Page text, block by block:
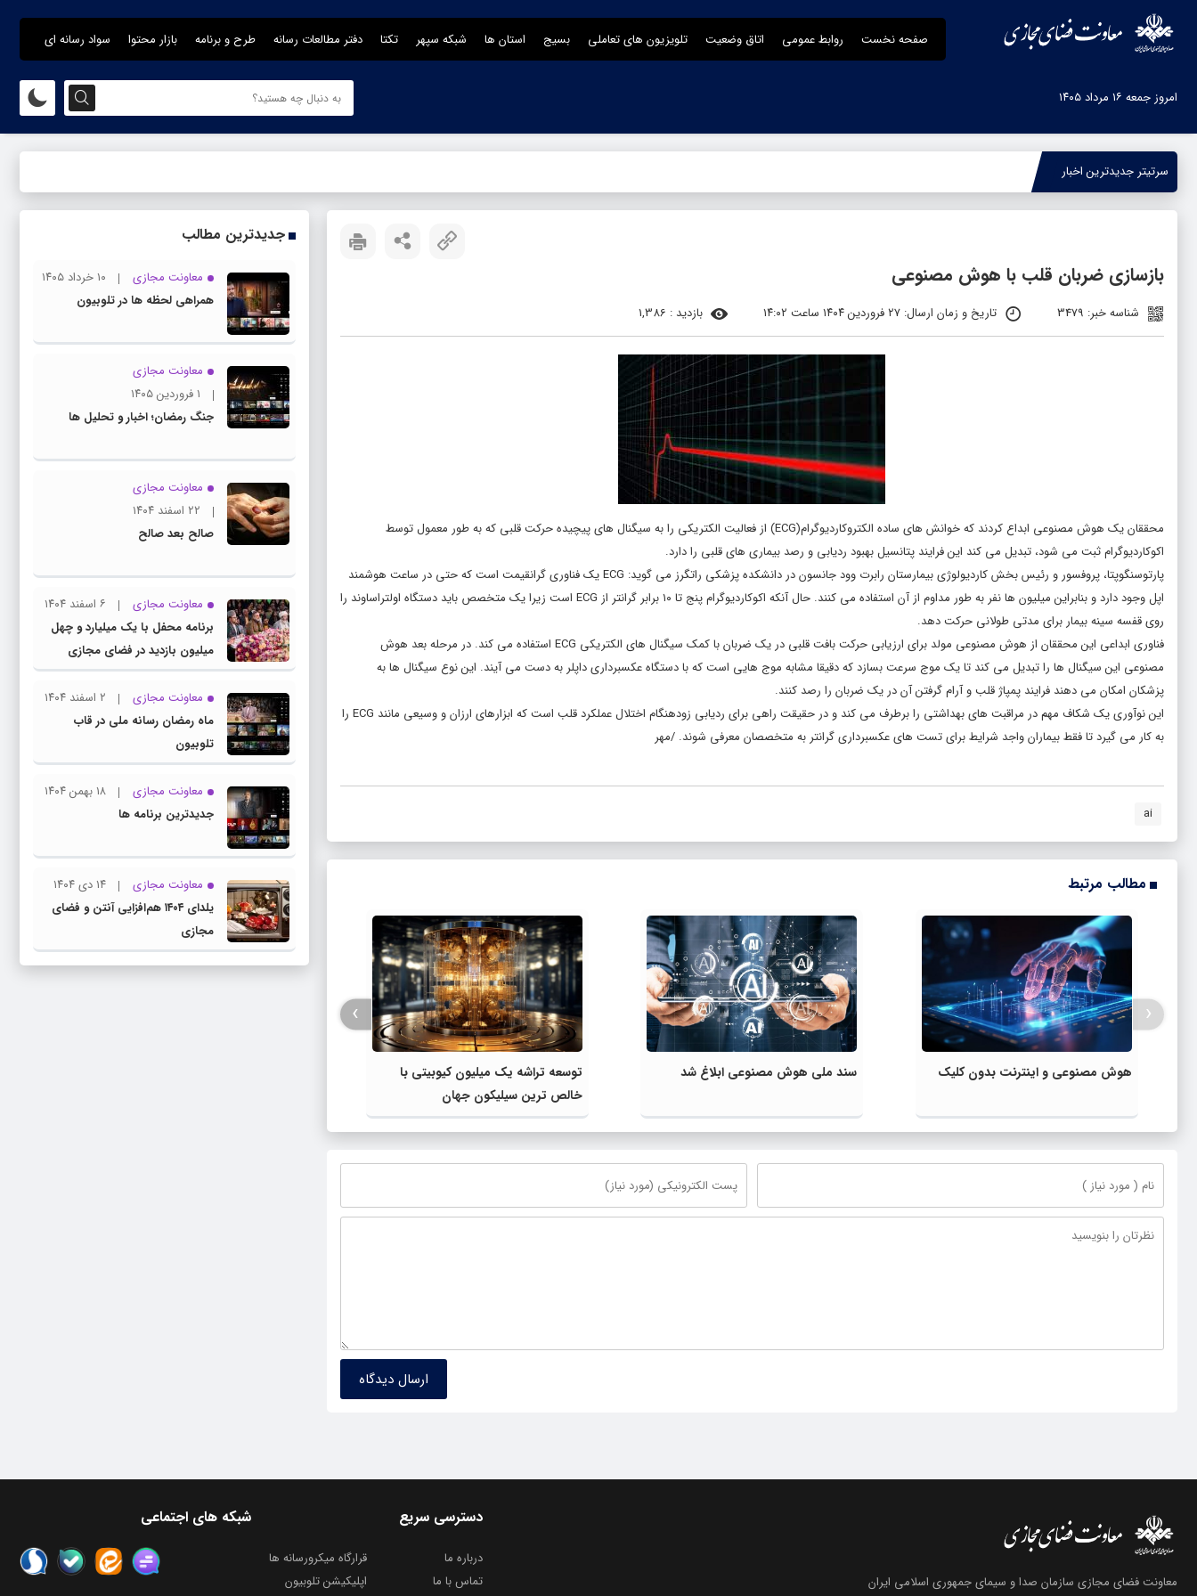
صفحه نخست روابط عمومی اتاق وضعیت تلویزیون های تعاملی بسیج استان ها شبکه سپهر تکتا دفتر مطالعات رسانه طرح و برنامه بازار محتوا سواد رسانه ای
امروز جمعه ۱۶ مرداد ۱۴۰۵
سرتیتر جدیدترین اخبار
بازسازی ضربان قلب با هوش مصنوعی
شناسه خبر: 3479 تاریخ و زمان ارسال: ۲۷ فروردین ۱۴۰۴ ساعت ۱۴:۰۲ بازدید : 1,386
محققان یک هوش مصنوعی ابداع کردند که خوانش های ساده الکتروکاردیوگرام(ECG) از فعالیت الکتریکی را به سیگنال های پیچیده حرکت قلبی که به طور معمول توسط
اکوکاردیوگرام ثبت می شود، تبدیل می کند این فرایند پتانسیل بهبود ردیابی و رصد بیماری های قلبی را دارد.
پارتوسنگوپتا، پروفسور و رئیس بخش کاردیولوژی بیمارستان رابرت وود جانسون در دانشکده پزشکی راتگرز می گوید: ECG یک فناوری گرانقیمت است که حتی در ساعت هوشمند
اپل وجود دارد و بنابراین میلیون ها نفر به طور مداوم از آن استفاده می کنند. حال آنکه اکوکاردیوگرام پنج تا ۱۰ برابر گرانتر از ECG است زیرا یک متخصص باید دستگاه اولتراساوند را
روی قفسه سینه بیمار برای مدتی طولانی حرکت دهد.
فناوری ابداعی این محققان از هوش مصنوعی مولد برای ارزیابی حرکت بافت قلبی در یک ضربان با کمک سیگنال های الکتریکی ECG استفاده می کند. در مرحله بعد هوش
مصنوعی این سیگنال ها را تبدیل می کند تا یک موج سرعت بسازد که دقیقا مشابه موج هایی است که با دستگاه عکسبرداری داپلر به دست می آیند. این نوع سیگنال ها به
پزشکان امکان می دهند فرایند پمپاژ قلب و آرام گرفتن آن در یک ضربان را رصد کنند.
این نوآوری یک شکاف مهم در مراقبت های بهداشتی را برطرف می کند و در حقیقت راهی برای ردیابی زودهنگام اختلال عملکرد قلب است که ابزارهای ارزان و وسیعی مانند ECG را
به کار می گیرد تا فقط بیماران واجد شرایط برای تست های عکسبرداری گرانتر به متخصصان معرفی شوند. /مهر
ai
مطالب مرتبط
هوش مصنوعی و اینترنت بدون کلیک سند ملی هوش مصنوعی ابلاغ شد
توسعه تراشه یک میلیون کیوبیتی با
خالص ترین سیلیکون جهان
‹
›
جدیدترین مطالب
معاونت مجازی
۱۰ خرداد ۱۴۰۵
همراهی لحظه ها در تلوبیون
معاونت مجازی
۱ فروردین ۱۴۰۵
جنگ رمضان؛ اخبار و تحلیل ها
معاونت مجازی
۲۲ اسفند ۱۴۰۴
صالح بعد صالح
معاونت مجازی
۶ اسفند ۱۴۰۴
برنامه محفل با یک میلیارد و چهل
میلیون بازدید در فضای مجازی
معاونت مجازی
۲ اسفند ۱۴۰۴
ماه رمضان رسانه ملی در قاب
تلوبیون
معاونت مجازی
۱۸ بهمن ۱۴۰۴
جدیدترین برنامه ها
معاونت مجازی
۱۴ دی ۱۴۰۴
یلدای ۱۴۰۴ هم‌افزایی آنتن و فضای
مجازی
معاونت فضای مجازی سازمان صدا و سیمای جمهوری اسلامی ایران
شبکه های اجتماعی دسترسی سریع
درباره ما
قرارگاه میکرورسانه ها
تماس با ما
اپلیکیشن تلوبیون